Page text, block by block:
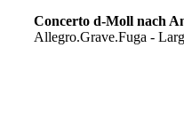
Concerto d-Moll nach
Allegro.Grave.Fuga -